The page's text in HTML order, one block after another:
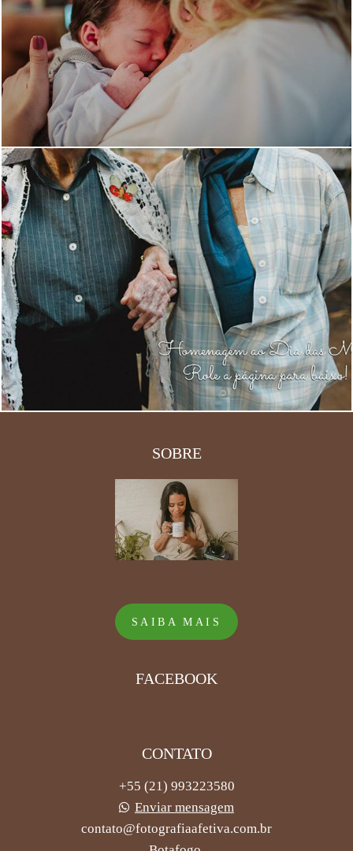
1913
2109 0
SOBRE
SAIBA MAIS
FACEBOOK
CONTATO
+55 (21) 993223580
Enviar mensagem
contato@fotografiaafetiva.com.br